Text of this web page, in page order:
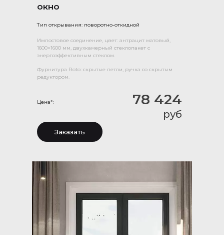
окно
Тип открывания: поворотно-откидной
78 424
руб
Цена*:
Импостовое соединение, цвет: антрацит матовый,
1600×1600 мм, двухкамерный стеклопакет с
энергоэффективным стеклом.
Фурнитура Roto: скрытые петли, ручка со скрытым
редуктором.
Заказать